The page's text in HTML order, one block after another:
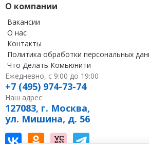
О компании
Вакансии
О нас
Контакты
Политика обработки персональных
Что Делать Комьюнити
Ежедневно, с 9:00 до 19:00
+7 (495) 974-73-74
Наш адрес
127083, г. Москва,
ул. Мишина, д. 56
Наш канал в Вконтакте
Наша группа в однокласниках
Наш канал на vc
Наш канал в